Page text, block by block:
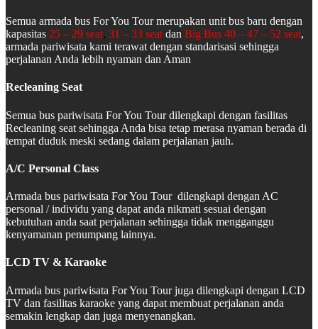
Semua armada bus For You Tour merupakan unit bus baru dengan
kapasitas 25 – 29 seat, 31 – 33 seat dan Big Bus 40 – 47 – 52 seat,
armada pariwisata kami terawat dengan standarisasi sehingga
perjalanan Anda lebih nyaman dan Aman
Recleaning Seat
Semua bus pariwisata For You Tour dilengkapi dengan fasilitas
Recleaning seat sehingga Anda bisa tetap merasa nyaman berada di
tempat duduk meski sedang dalam perjalanan jauh.
A/C Personal Class
Armada bus pariwisata For You Tour dilengkapi dengan AC
personal / individu yang dapat anda nikmati sesuai dengan
kebutuhan anda saat perjalanan sehingga tidak mengganggu
kenyamanan penumpang lainnya.
LCD TV & Karaoke
Armada bus pariwisata For You Tour juga dilengkapi dengan LCD
TV dan fasilitas karaoke yang dapat membuat perjalanan anda
semakin lengkap dan juga menyenangkan.